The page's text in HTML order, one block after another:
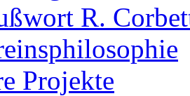
R.
Projekte